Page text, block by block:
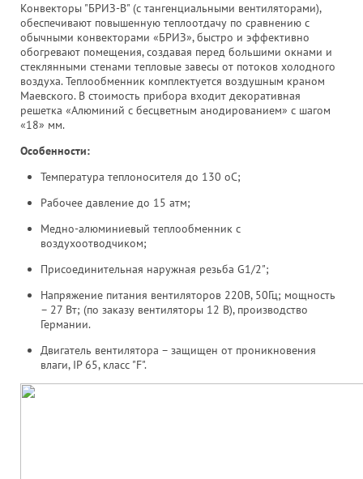
Конвекторы "БРИЗ-В" (с тангенциальными вентиляторами),
обеспечивают повышенную теплоотдачу по сравнению с
обычными конвекторами «БРИЗ», быстро и эффективно
обогревают помещения, создавая перед большими окнами и
стеклянными стенами тепловые завесы от потоков холодного
воздуха. Теплообменник комплектуется воздушным краном
Маевского. В стоимость прибора входит декоративная
решетка «Алюминий с бесцветным анодированием» с шагом
«18» мм.
Особенности:
Температура теплоносителя до 130 оС;
Рабочее давление до 15 атм;
Медно-алюминиевый теплообменник с
воздухоотводчиком;
Присоединительная наружная резьба G1/2";
Напряжение питания вентиляторов 220В, 50Гц; мощность
– 27 Вт; (по заказу вентиляторы 12 В), производство
Германии.
Двигатель вентилятора – защищен от проникновения
влаги, IP 65, класс "F".